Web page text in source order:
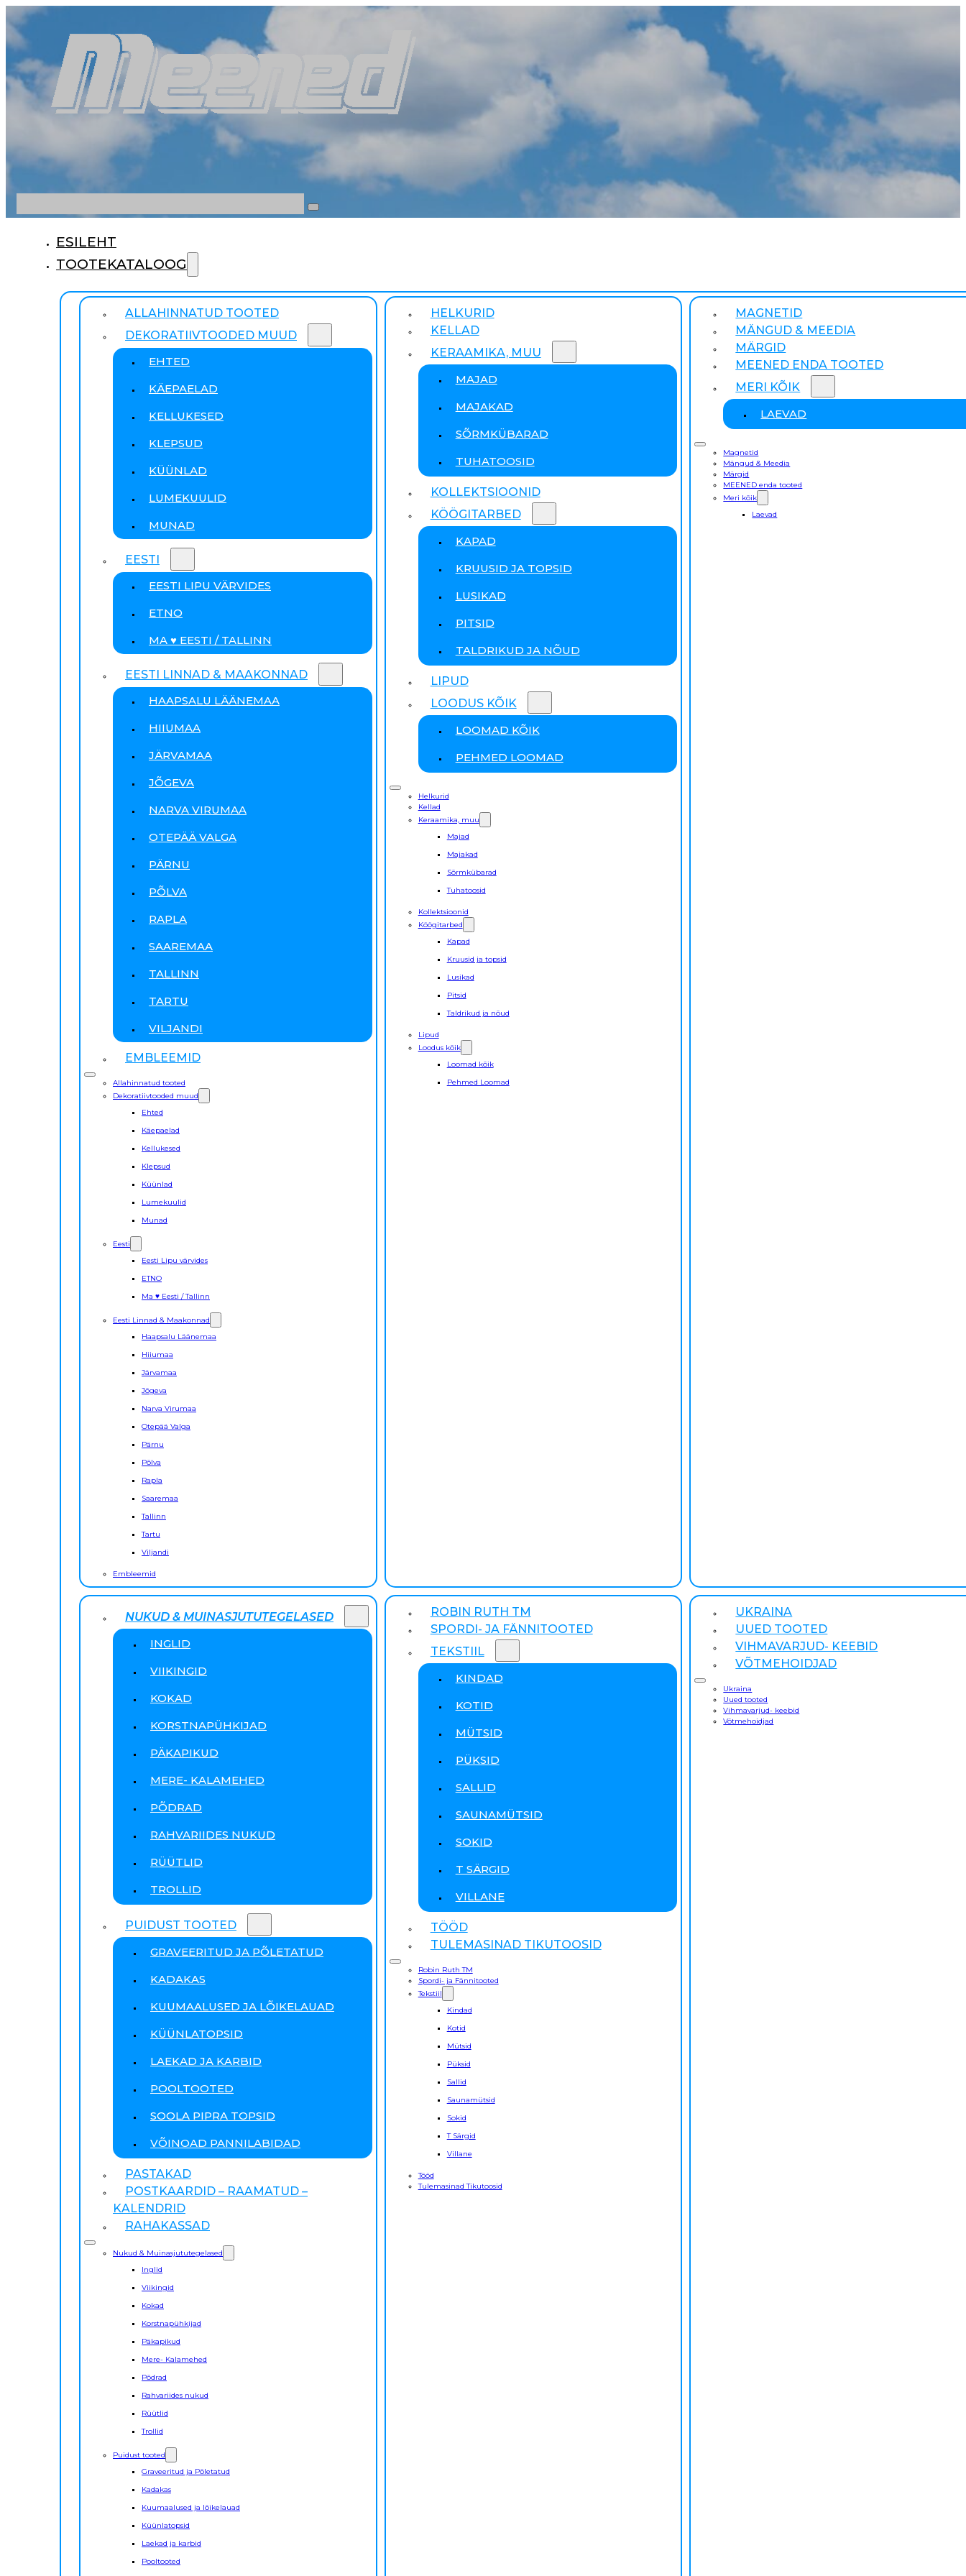
ESILEHT
TOOTEKATALOOG
ALLAHINNATUD TOOTED
DEKORATIIVTOODED MUUD
EHTED
KÄEPAELAD
KELLUKESED
KLEPSUD
KÜÜNLAD
LUMEKUULID
MUNAD
EESTI
EESTI LIPU VÄRVIDES
ETNO
MA ♥ EESTI / TALLINN
EESTI LINNAD & MAAKONNAD
HAAPSALU LÄÄNEMAA
HIIUMAA
JÄRVAMAA
JÕGEVA
NARVA VIRUMAA
OTEPÄÄ VALGA
PÄRNU
PÕLVA
RAPLA
SAAREMAA
TALLINN
TARTU
VILJANDI
EMBLEEMID
Allahinnatud tooted
Dekoratiivtooded muud
Ehted
Käepaelad
Kellukesed
Klepsud
Küünlad
Lumekuulid
Munad
Eesti
Eesti Lipu värvides
ETNO
Ma ♥ Eesti / Tallinn
Eesti Linnad & Maakonnad
Haapsalu Läänemaa
Hiiumaa
Järvamaa
Jõgeva
Narva Virumaa
Otepää Valga
Pärnu
Põlva
Rapla
Saaremaa
Tallinn
Tartu
Viljandi
Embleemid
HELKURID
KELLAD
KERAAMIKA, MUU
MAJAD
MAJAKAD
SÕRMKÜBARAD
TUHATOOSID
KOLLEKTSIOONID
KÖÖGITARBED
KAPAD
KRUUSID JA TOPSID
LUSIKAD
PITSID
TALDRIKUD JA NÕUD
LIPUD
LOODUS KÕIK
LOOMAD KÕIK
PEHMED LOOMAD
Helkurid
Kellad
Keraamika, muu
Majad
Majakad
Sõrmkübarad
Tuhatoosid
Kollektsioonid
Köögitarbed
Kapad
Kruusid ja topsid
Lusikad
Pitsid
Taldrikud ja nõud
Lipud
Loodus kõik
Loomad kõik
Pehmed Loomad
MAGNETID
MÄNGUD & MEEDIA
MÄRGID
MEENED ENDA TOOTED
MERI KÕIK
LAEVAD
Magnetid
Mängud & Meedia
Märgid
MEENED enda tooted
Meri kõik
Laevad
NUKUD & MUINASJUTUTEGELASED
INGLID
VIIKINGID
KOKAD
KORSTNAPÜHKIJAD
PÄKAPIKUD
MERE- KALAMEHED
PÕDRAD
RAHVARIIDES NUKUD
RÜÜTLID
TROLLID
PUIDUST TOOTED
GRAVEERITUD JA PÕLETATUD
KADAKAS
KUUMAALUSED JA LÕIKELAUAD
KÜÜNLATOPSID
LAEKAD JA KARBID
POOLTOOTED
SOOLA PIPRA TOPSID
VÕINOAD PANNILABIDAD
PASTAKAD
POSTKAARDID – RAAMATUD –
KALENDRID
RAHAKASSAD
Nukud & Muinasjututegelased
Inglid
Viikingid
Kokad
Korstnapühkijad
Päkapikud
Mere- Kalamehed
Põdrad
Rahvariides nukud
Rüütlid
Trollid
Puidust tooted
Graveeritud ja Põletatud
Kadakas
Kuumaalused ja lõikelauad
Küünlatopsid
Laekad ja karbid
Pooltooted
ROBIN RUTH TM
SPORDI- JA FÄNNITOOTED
TEKSTIIL
KINDAD
KOTID
MÜTSID
PÜKSID
SALLID
SAUNAMÜTSID
SOKID
T SÄRGID
VILLANE
TÖÖD
TULEMASINAD TIKUTOOSID
Robin Ruth TM
Spordi- ja Fännitooted
Tekstiil
Kindad
Kotid
Mütsid
Püksid
Sallid
Saunamütsid
Sokid
T Särgid
Villane
Tööd
Tulemasinad Tikutoosid
UKRAINA
UUED TOOTED
VIHMAVARJUD- KEEBID
VÕTMEHOIDJAD
Ukraina
Uued tooted
Vihmavarjud- keebid
Võtmehoidjad